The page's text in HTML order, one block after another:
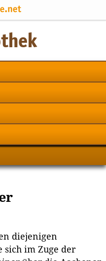
diejenigen
sich im Zuge der